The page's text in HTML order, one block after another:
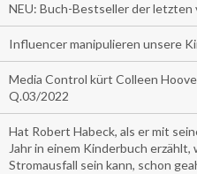
NEU: Buch-Bestseller der letzten
Influencer manipulieren unsere
Media Control kürt Colleen
Q.03/2022
Hat Robert Habeck, als er mit
Jahr in einem Kinderbuch
Stromausfall sein kann, schon